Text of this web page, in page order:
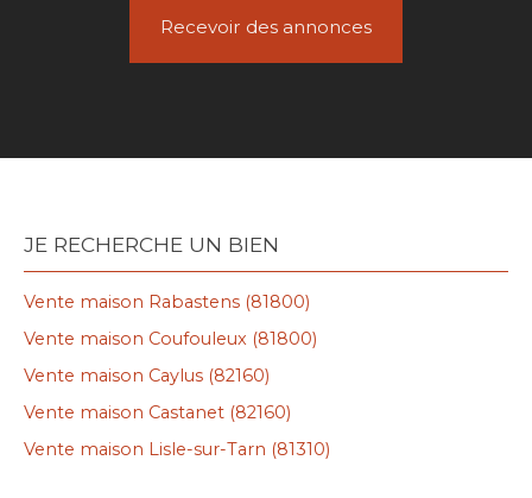
Recevoir des annonces
JE RECHERCHE UN BIEN
Vente maison Rabastens (81800)
Vente maison Coufouleux (81800)
Vente maison Caylus (82160)
Vente maison Castanet (82160)
Vente maison Lisle-sur-Tarn (81310)